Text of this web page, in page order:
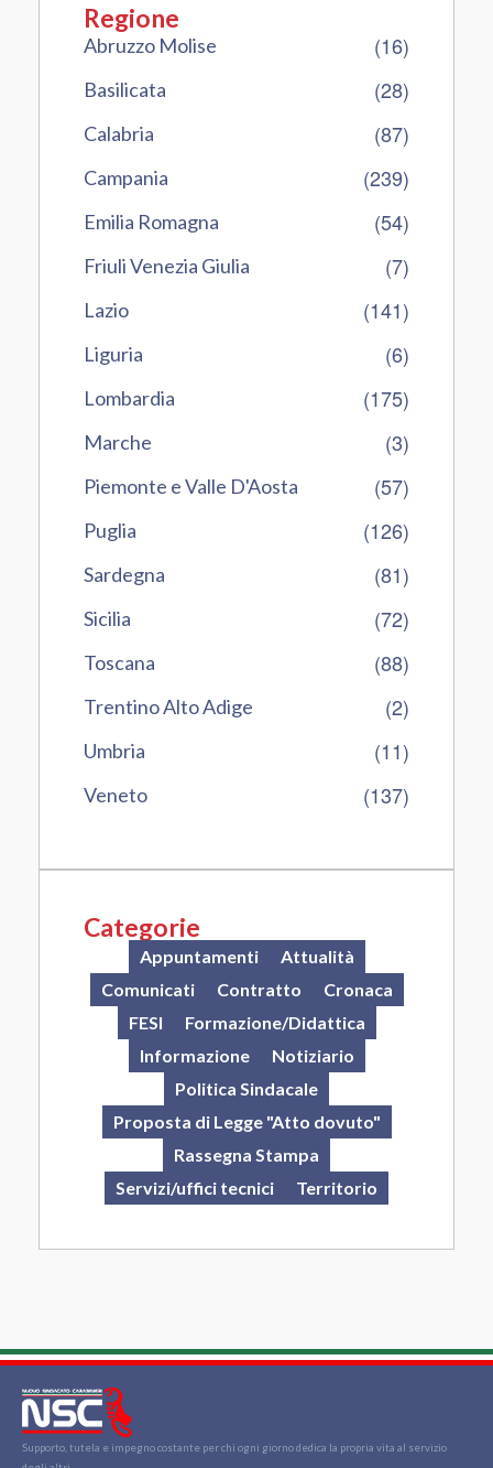
Regione
Abruzzo Molise (16)
Basilicata (28)
Calabria (87)
Campania (239)
Emilia Romagna (54)
Friuli Venezia Giulia (7)
Lazio (141)
Liguria (6)
Lombardia (175)
Marche (3)
Piemonte e Valle D'Aosta (57)
Puglia (126)
Sardegna (81)
Sicilia (72)
Toscana (88)
Trentino Alto Adige (2)
Umbria (11)
Veneto (137)
Categorie
Appuntamenti
Attualità
Comunicati
Contratto
Cronaca
FESI
Formazione/Didattica
Informazione
Notiziario
Politica Sindacale
Proposta di Legge "Atto dovuto"
Rassegna Stampa
Servizi/uffici tecnici
Territorio
Supporto, tutela e impegno costante per chi ogni giorno dedica la propria vita al servizio